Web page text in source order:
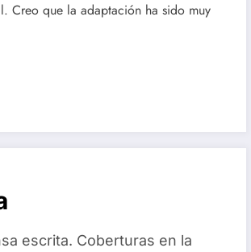
Creo que la adaptación ha sido muy
escrita. Coberturas en la